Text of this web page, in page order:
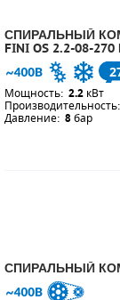
СПИРАЛЬНЫЙ
FINI OS 2.2-08-270
Мощность: 2.2 кВт
Производительность:
Давление: 8бар
СПИРАЛЬНЫЙ